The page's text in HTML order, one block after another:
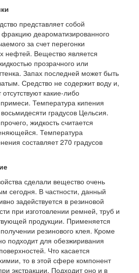
представляет собой
деароматизированного
за счет перегонки
нефтей. Вещество является
прозрачного или
Запах последней может быть
Средство не содержит воду и,
отсутствуют какие-либо
Температура кипения
градусов Цельсия.
жидкость считается
Температура
составляет 270 градусов
сделали вещество очень
сегодня. В частности, данный
задействуется в резиновой
при изготовлении ремней, труб и
продукции. Применяется
резинового клея. Кроме
подходит для обезжиривания
Что касается
то в этой сфере компонент
экстракции. Подходит оно и в